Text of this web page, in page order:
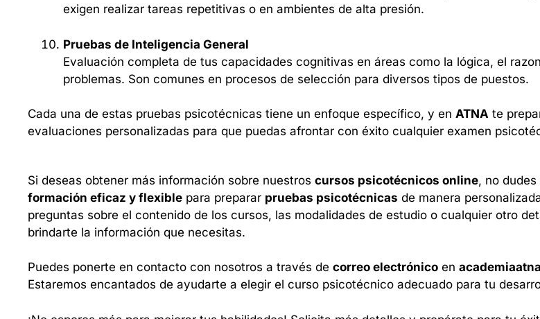
exigen realizar tareas repetitivas o en ambientes de alta presión.
Pruebas de Inteligencia General
Evaluación completa de tus capacidades cognitivas en áreas como la lógica, el
problemas. Son comunes en procesos de selección para diversos tipos de puestos.
Cada una de estas pruebas psicotécnicas tiene un enfoque específico, y en ATNA te
evaluaciones personalizadas para que puedas afrontar con éxito cualquier examen
Si deseas obtener más información sobre nuestros cursos psicotécnicos online, no dudes
formación eficaz y flexible para preparar pruebas psicotécnicas de manera
preguntas sobre el contenido de los cursos, las modalidades de estudio o cualquier otro
brindarte la información que necesitas.
Puedes ponerte en contacto con nosotros a través de correo electrónico en
Estaremos encantados de ayudarte a elegir el curso psicotécnico adecuado para tu